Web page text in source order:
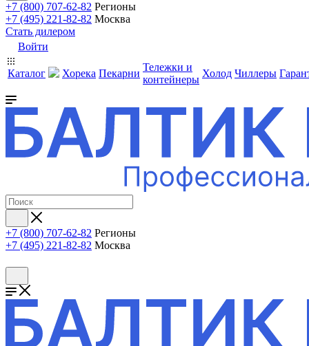
+7 (800) 707-62-82 Регионы
+7 (495) 221-82-82 Москва
Стать дилером
Войти
Каталог Хорека Пекарни
Тележки и
контейнеры
Холод Чиллеры
+7 (800) 707-62-82 Регионы
+7 (495) 221-82-82 Москва